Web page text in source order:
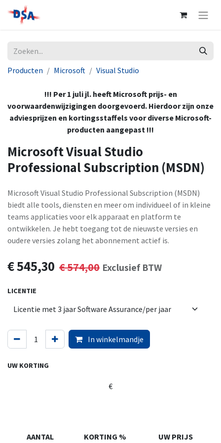
Producten Microsoft Visual Studio
!!! Per 1 juli jl. heeft Microsoft prijs- en
voorwaardenwijzigingen doorgevoerd. Hierdoor zijn onze
adviesprijzen en kortingsstaffels voor diverse Microsoft-
producten aangepast !!!
Microsoft Visual Studio
Professional Subscription (MSDN)
Microsoft Visual Studio Professional Subscription (MSDN)
biedt alle tools, diensten en meer om individueel of in kleine
teams applicaties voor elk apparaat en platform te
ontwikkelen. Je hebt toegang tot de nieuwste versies en
oudere versies zolang het abonnement actief is.
€545,30 €574,00 Exclusief BTW
LICENTIE
In winkelmandje
UW KORTING
€
AANTAL KORTING % UW PRIJS